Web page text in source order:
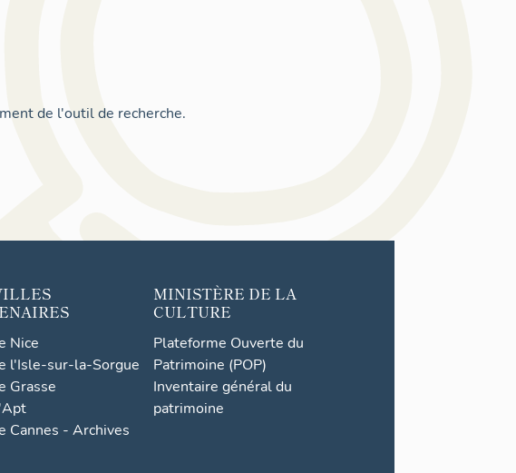
de l'outil de recherche.
Nice
l'Isle-sur-la-Sorgue
Grasse
Cannes - Archives
MINISTÈRE DE LA
CULTURE
Plateforme Ouverte du
Patrimoine (POP)
Inventaire général du
patrimoine